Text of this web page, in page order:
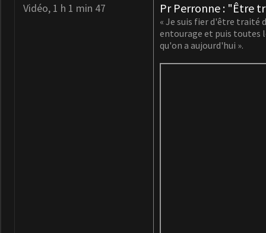
Vidéo, 1 h 1 min 47 Pr Perronne : "Être
« Je suis fier d'être traité
entourage et puis toutes
qu'on a aujourd'hui ».